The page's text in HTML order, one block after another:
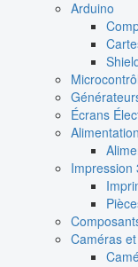
Arduino
Écrans
Impression
Caméras